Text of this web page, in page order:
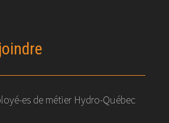
es de métier Hydro-Québec